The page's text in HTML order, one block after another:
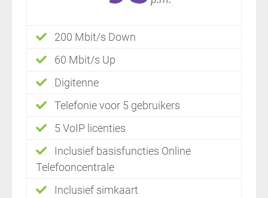
200 Mbit/s Down
60 Mbit/s Up
Digitenne
Telefonie voor 5 gebruikers
5 VoIP licenties
Inclusief basisfuncties Online
Telefooncentrale
Inclusief simkaart